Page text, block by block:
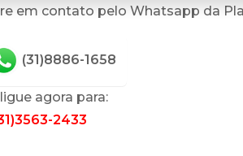
em contato pelo Whatsapp da
(31)8886-1658
agora para:
2433